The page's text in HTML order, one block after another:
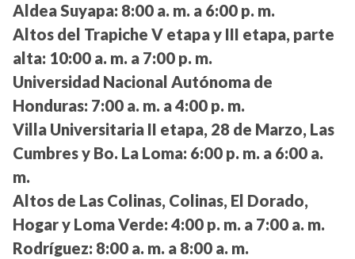
Aldea Suyapa: 8:00 a. m. a 6:00 p. m.
Altos del Trapiche V etapa y III etapa, parte
alta: 10:00 a. m. a 7:00 p. m.
Universidad Nacional Autónoma de
Honduras: 7:00 a. m. a 4:00 p. m.
Villa Universitaria II etapa, 28 de Marzo, Las
Cumbres y Bo. La Loma: 6:00 p. m. a 6:00 a.
m.
Altos de Las Colinas, Colinas, El Dorado,
Hogar y Loma Verde: 4:00 p. m. a 7:00 a. m.
Rodríguez: 8:00 a. m. a 8:00 a. m.